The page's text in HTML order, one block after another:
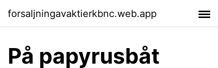
forsaljningavaktierkbnc.web.app
På papyrusbåt